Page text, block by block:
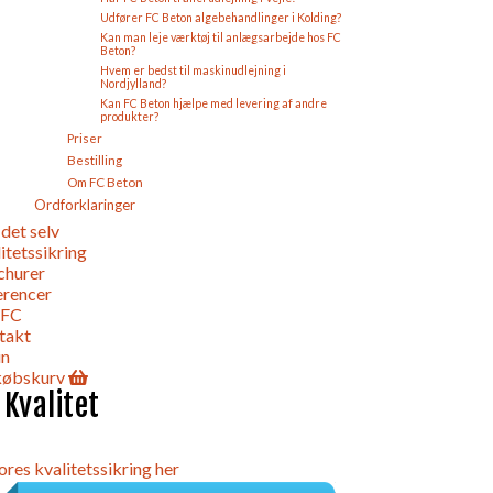
Udfører FC Beton algebehandlinger i Kolding?
Kan man leje værktøj til anlægsarbejde hos FC
Beton?
Hvem er bedst til maskinudlejning i
Nordjylland?
Kan FC Beton hjælpe med levering af andre
produkter?
Priser
Bestilling
Om FC Beton
Ordforklaringer
selv
Kvalitet
kvalitetssikring her